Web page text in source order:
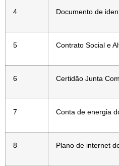
4 Documento de
5 Contrato Social e
6 Certidão Junta
7 Conta de energia
8 Plano de internet